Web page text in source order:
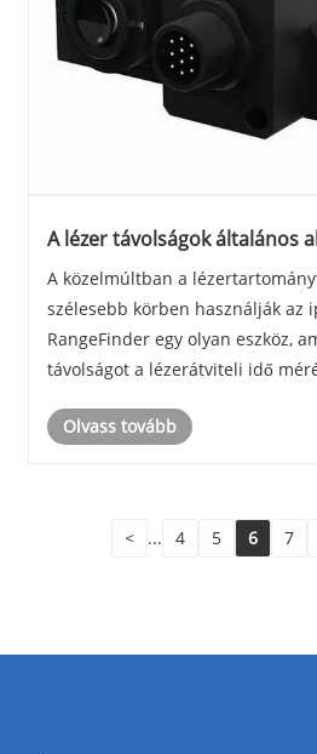
A lézer távolságok általános
A közelmúltban a
szélesebb körben használják az
RangeFinder egy olyan eszköz,
távolságot a lézerátviteli idő
érintkezést, és instabil
Olvass tovább
< ... 4 5 6 7